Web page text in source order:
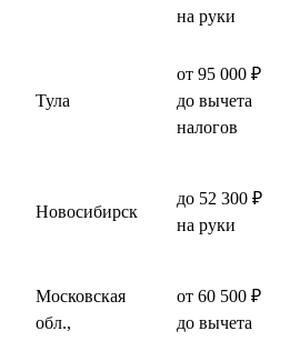
на руки
Тула
от 95 000 ₽
до вычета
налогов
Новосибирск
до 52 300 ₽
на руки
Московская
обл.,
от 60 500 ₽
до вычета